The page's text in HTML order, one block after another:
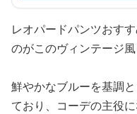
レオパードパンツおす
のがこのヴィンテージ
鮮やかなブルーを基調
ており、コーデの主役